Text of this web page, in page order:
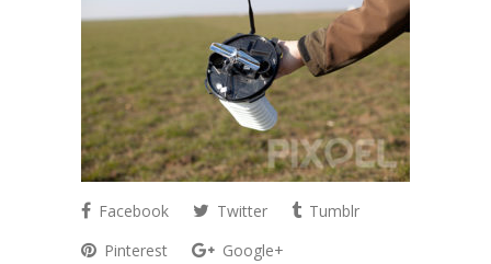
Facebook Twitter
Tumblr
Pinterest
Google+